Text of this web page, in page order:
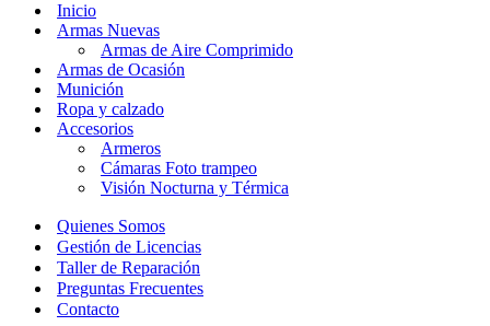
Inicio
Armas Nuevas
Armas de Aire Comprimido
Armas de Ocasión
Munición
Ropa y calzado
Accesorios
Armeros
Cámaras Foto trampeo
Visión Nocturna y Térmica
Quienes Somos
Gestión de Licencias
Taller de Reparación
Preguntas Frecuentes
Contacto